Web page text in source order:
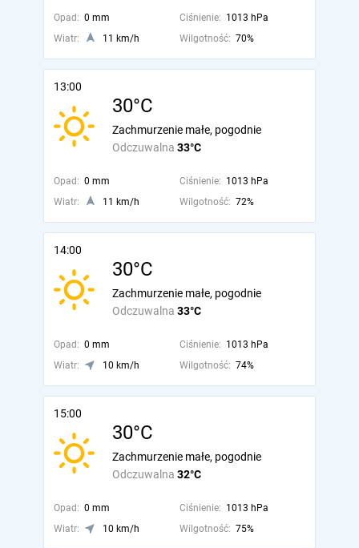
Opad: 0 mm Ciśnienie: 1013 hPa
Wiatr:
11 km/h Wilgotność: 70%
13:00
30°C
Odczuwalna 33°C
Zachmurzenie małe, pogodnie
Opad: 0 mm Ciśnienie: 1013 hPa
Wiatr:
11 km/h Wilgotność: 72%
14:00
30°C
Odczuwalna 33°C
Zachmurzenie małe, pogodnie
Opad: 0 mm Ciśnienie: 1013 hPa
Wiatr:
10 km/h Wilgotność: 74%
15:00
30°C
Odczuwalna 32°C
Zachmurzenie małe, pogodnie
Opad: 0 mm Ciśnienie: 1013 hPa
Wiatr:
10 km/h Wilgotność: 75%